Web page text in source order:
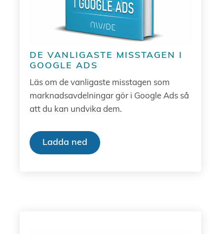
DE VANLIGASTE MISSTAGEN I
GOOGLE ADS
Läs om de vanligaste misstagen som
marknadsavdelningar gör i Google Ads så
att du kan undvika dem.
Ladda ned